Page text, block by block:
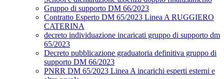
Gruppo di supporto DM 66/2023
Contratto Esperto DM 65/2023 Linea A RUGGIERO
CATERINA
decreto individuazione incaricati gruppo di supporto dm
65/2023
Decreto pubblicazione graduatoria definitiva gruppo di
supporto DM 66/2023
PNRR DM 65/2023 Linea A incarichi esperti esterni e